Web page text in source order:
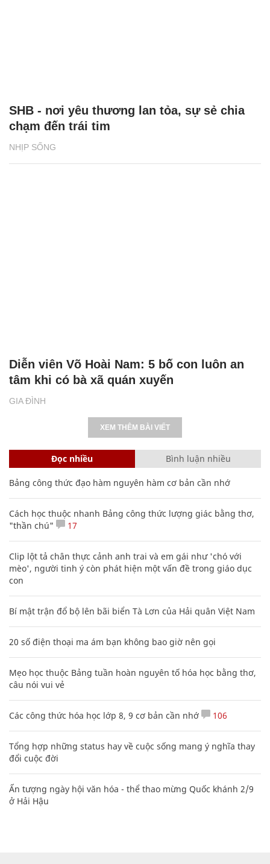
NHỊP SỐNG
SHB - nơi yêu thương lan tỏa, sự sẻ chia
chạm đến trái tim
GIA ĐÌNH
Diễn viên Võ Hoài Nam: 5 bố con luôn an
tâm khi có bà xã quán xuyến
XEM THÊM BÀI VIẾT
Đọc nhiều Bình luận nhiều
Bảng công thức đạo hàm nguyên hàm cơ bản cần nhớ
Cách học thuộc nhanh Bảng công thức lượng giác bằng thơ,
"thần chú"
17
Clip lột tả chân thực cảnh anh trai và em gái như 'chó với
mèo', người tinh ý còn phát hiện một vấn đề trong giáo dục
con
Bí mật trận đổ bộ lên bãi biển Tà Lơn của Hải quân Việt Nam
20 số điện thoại ma ám bạn không bao giờ nên gọi
Mẹo học thuộc Bảng tuần hoàn nguyên tố hóa học bằng thơ,
câu nói vui vẻ
Các công thức hóa học lớp 8, 9 cơ bản cần nhớ 106
Tổng hợp những status hay về cuộc sống mang ý nghĩa thay
đổi cuộc đời
Ấn tượng ngày hội văn hóa - thể thao mừng Quốc khánh 2/9
ở Hải Hậu